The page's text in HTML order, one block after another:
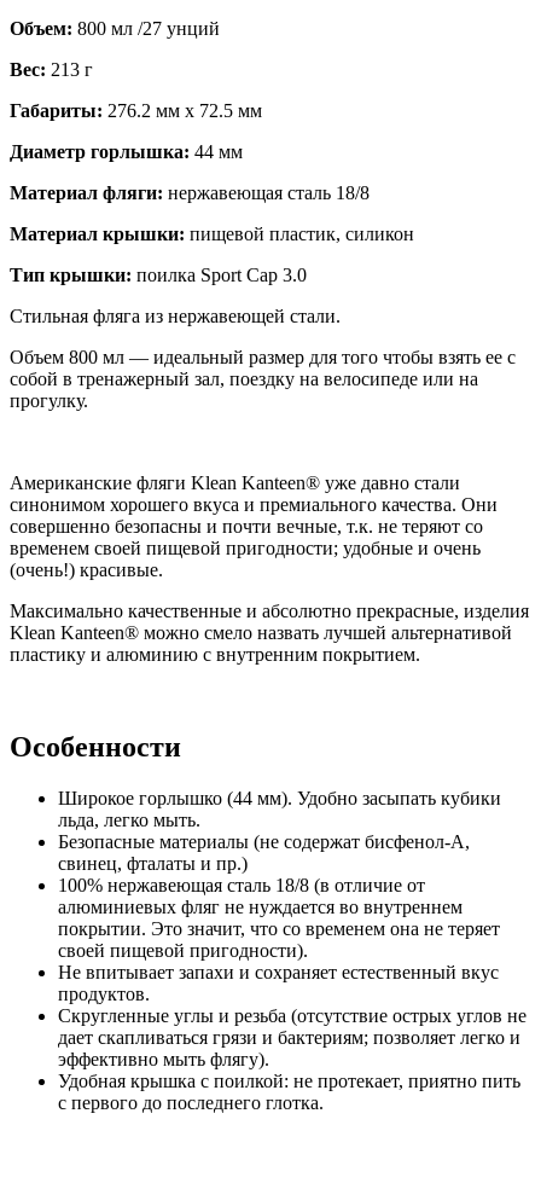
Объем: 800 мл /27 унций
Вес: 213 г
Габариты: 276.2 мм x 72.5 мм
Диаметр горлышка: 44 мм
Материал фляги: нержавеющая сталь 18/8
Материал крышки: пищевой пластик, силикон
Тип крышки: поилка Sport Cap 3.0
Стильная фляга из нержавеющей стали.
Объем 800 мл — идеальный размер для того чтобы взять ее с
собой в тренажерный зал, поездку на велосипеде или на
прогулку.
Американские фляги Klean Kanteen® уже давно стали
синонимом хорошего вкуса и премиального качества. Они
совершенно безопасны и почти вечные, т.к. не теряют со
временем своей пищевой пригодности; удобные и очень
(очень!) красивые.
Максимально качественные и абсолютно прекрасные, изделия
Klean Kanteen® можно смело назвать лучшей альтернативой
пластику и алюминию с внутренним покрытием.
Особенности
Широкое горлышко (44 мм). Удобно засыпать кубики
льда, легко мыть.
Безопасные материалы (не содержат бисфенол-А,
свинец, фталаты и пр.)
100% нержавеющая сталь 18/8 (в отличие от
алюминиевых фляг не нуждается во внутреннем
покрытии. Это значит, что со временем она не теряет
своей пищевой пригодности).
Не впитывает запахи и сохраняет естественный вкус
продуктов.
Скругленные углы и резьба (отсутствие острых углов не
дает скапливаться грязи и бактериям; позволяет легко и
эффективно мыть флягу).
Удобная крышка с поилкой: не протекает, приятно пить
с первого до последнего глотка.